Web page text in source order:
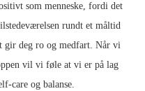
som menneske, fordi det
rundt et måltid
gir deg ro og medfart. Når vi
vil vi føle at vi er på lag
care og balanse.